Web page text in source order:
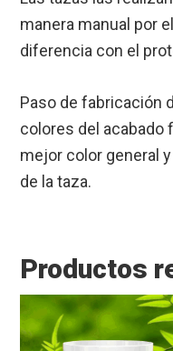
manera manual por
diferencia con el
Paso de fabricación
colores del acabado
mejor color general
de la taza.
Productos